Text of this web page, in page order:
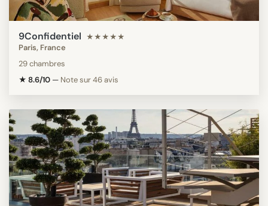
9Confidentiel ★★★★★
Paris, France
29 chambres
★ 8.6/10 — Note sur 46 avis